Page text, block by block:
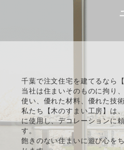
千葉で注文住宅を建てるなら
当社は住まいそのものに拘り
使い、優れた材料、優れた技
私たち【木のすまい工房】は
に使用し、デコレーションに
す。
飽きのない住まいに遊び心を